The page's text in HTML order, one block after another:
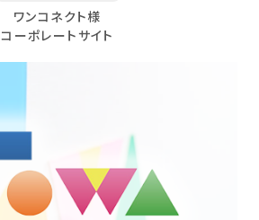
ワンコネクト様
コーポレートサイト